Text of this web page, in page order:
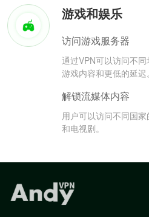
游戏和娱乐
访问游戏服务器
通过VPN可以访问不
游戏内容和更低的延迟。
解锁流媒体内容
用户可以访问不同国
和电视剧。